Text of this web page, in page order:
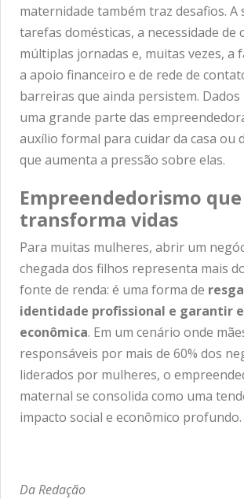
maternidade também traz desafios. A
tarefas domésticas, a necessidade de
múltiplas jornadas e, muitas vezes, a
a apoio financeiro e de rede de
barreiras que ainda persistem. Dados
uma grande parte das
auxílio formal para cuidar da casa ou
que aumenta a pressão sobre elas.
Empreendedorismo que
transforma vidas
Para muitas mulheres, abrir um
chegada dos filhos representa mais
fonte de renda: é uma forma de
identidade profissional e garantir
econômica. Em um cenário onde
responsáveis por mais de 60% dos
liderados por mulheres, o
maternal se consolida como uma
impacto social e econômico profundo.
Da Redação